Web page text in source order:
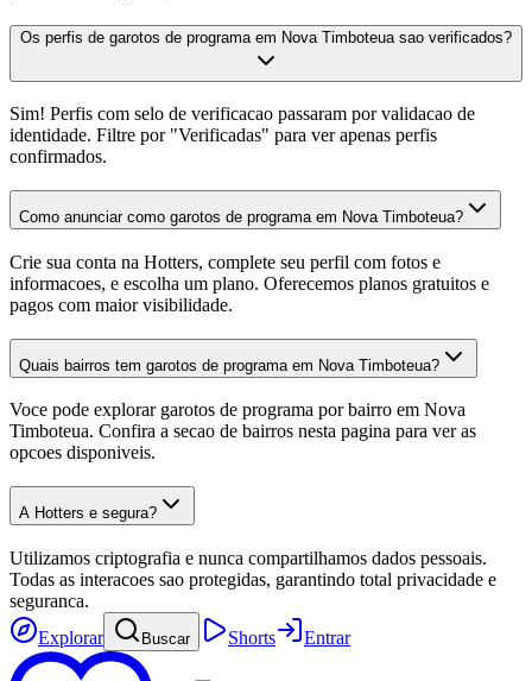
Os perfis de garotos de programa em Nova Timboteua sao verificados?
Sim! Perfis com selo de verificacao passaram por validacao de
identidade. Filtre por "Verificadas" para ver apenas perfis
confirmados.
Como anunciar como garotos de programa em Nova Timboteua?
Crie sua conta na Hotters, complete seu perfil com fotos e
informacoes, e escolha um plano. Oferecemos planos gratuitos e
pagos com maior visibilidade.
Quais bairros tem garotos de programa em Nova Timboteua?
Voce pode explorar garotos de programa por bairro em Nova
Timboteua. Confira a secao de bairros nesta pagina para ver as
opcoes disponiveis.
A Hotters e segura?
Utilizamos criptografia e nunca compartilhamos dados pessoais.
Todas as interacoes sao protegidas, garantindo total privacidade e
seguranca.
Explorar
Buscar Shorts Entrar